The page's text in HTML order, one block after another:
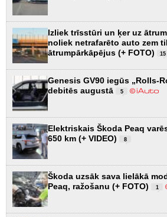
Izliek trīsstūri un ķer uz
noliek netrafarēto auto zem
ātrumpārkāpējus (+ FOTO)
15
Genesis GV90 iegūs „Rolls-
debitēs augustā
5
Elektriskais Škoda Peaq
650 km (+ VIDEO)
8
Škoda uzsāk sava lielākā
Peaq, ražošanu (+ FOTO)
1